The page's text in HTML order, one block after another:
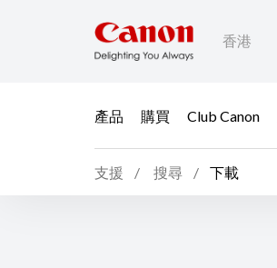
香港
產品 購買 Club Canon
支援 搜尋 下載